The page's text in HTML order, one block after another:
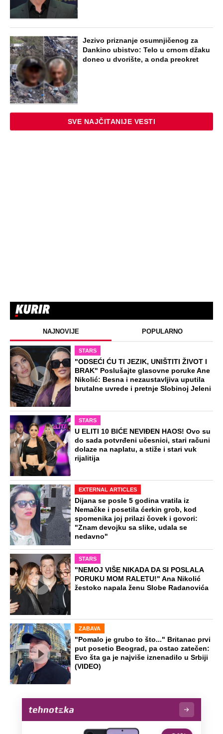
Jezivo priznanje osumnjičenog za
Dankino ubistvo: Telo u crnom džaku
doneo u dvorište, a onda preokret
SVE NAJČITANIJE VESTI
NAJNOVIJE POPULARNO
STARS
"ODSEĆI ĆU TI JEZIK, UNIŠTITI ŽIVOT I
BRAK" Poslušajte glasovne poruke Ane
Nikolić: Besna i nezaustavljiva uputila
brutalne uvrede i pretnje Slobinoj Jeleni
STARS
U ELITI 10 BIĆE NEVIĐEN HAOS! Ovo su
do sada potvrđeni učesnici, stari računi
dolaze na naplatu, a stiže i stari vuk
rijalitija
EXTERNAL ARTICLES
Dijana se posle 5 godina vratila iz
Nemačke i posetila ćerkin grob, kod
spomenika joj prilazi čovek i govori:
"Znam devojku sa slike, udala se
nedavno"
STARS
"NEMOJ VIŠE NIKADA DA SI POSLALA
PORUKU MOM RALETU!" Ana Nikolić
žestoko napala ženu Slobe Radanovića
ZABAVA
"Pomalo je grubo to što..." Britanac prvi
put posetio Beograd, pa ostao zatečen:
Evo šta ga je najviše iznenadilo u Srbiji
(VIDEO)